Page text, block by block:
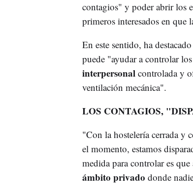
contagios" y poder abrir los
primeros interesados en que
En este sentido, ha
puede "ayudar a controlar
interpersonal controlada y
ventilación mecánica".
LOS CONTAGIOS,
"Con la hostelería cerrada y
el momento, estamos
medida para controlar es
ámbito privado donde